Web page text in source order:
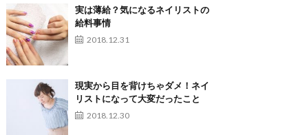
実は薄給？気になるネイリストの
給料事情
2018.12.31
現実から目を背けちゃダメ！ネイ
リストになって大変だったこと
2018.12.30